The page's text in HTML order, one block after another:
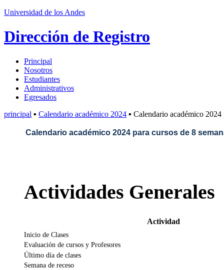
Universidad de los Andes
Dirección de Registro
Principal
Nosotros
Estudiantes
Administrativos
Egresados
principal ▪ Calendario académico 2024 ▪ Calendario académico 2024
Calendario académico 2024 para cursos de 8
Actividades Generales
Actividad
Inicio de Clases
Evaluación de cursos y Profesores
Último día de clases
Semana de receso